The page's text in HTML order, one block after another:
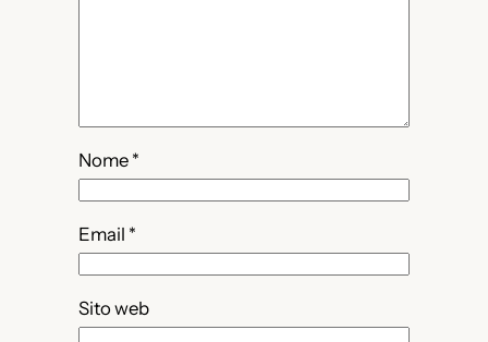
Nome *
Email *
Sito web